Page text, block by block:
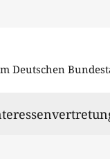
Deutschen